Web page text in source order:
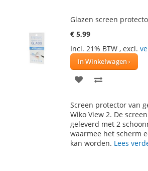
Glazen screen
€ 5,99
Incl. 21% BTW , excl.
In Winkelwagen
VOEG
AAN
VERLANGLIJST
TE
Screen protector van
Wiko View 2. De
geleverd met 2
waarmee het scherm
kan worden. Lees